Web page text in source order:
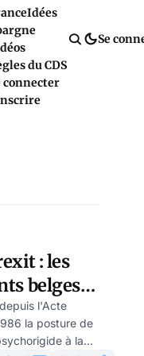
Idées
du CDS
connecter
Se
: les
belges
par
l'Acte
la posture de
à la